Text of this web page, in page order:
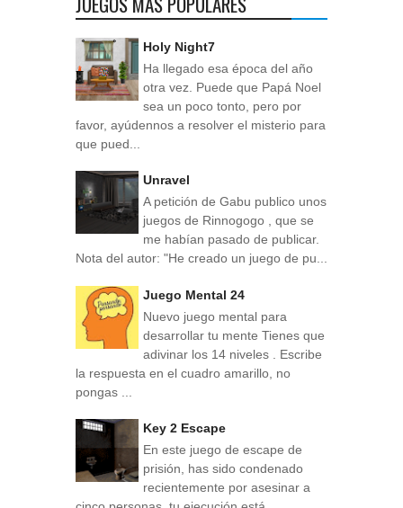
Holy Night7
Ha llegado esa época del año
otra vez. Puede que Papá Noel
sea un poco tonto, pero por
favor, ayúdennos a resolver el misterio para
que pued...
Unravel
A petición de Gabu publico unos
juegos de Rinnogogo , que se
me habían pasado de publicar.
Nota del autor: "He creado un juego de pu...
Juego Mental 24
Nuevo juego mental para
desarrollar tu mente Tienes que
adivinar los 14 niveles . Escribe
la respuesta en el cuadro amarillo, no
pongas ...
Key 2 Escape
En este juego de escape de
prisión, has sido condenado
recientemente por asesinar a